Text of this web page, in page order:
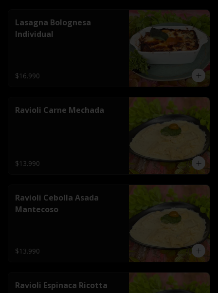
Lasagna Bolognesa
Individual
$16.990
Ravioli Carne Mechada
$13.990
Ravioli Cebolla Asada
Mantecoso
$13.990
Ravioli Espinaca Ricotta